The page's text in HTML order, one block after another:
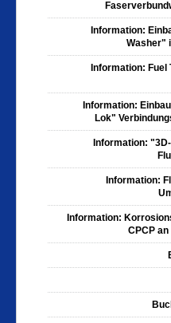
Information:
Washer"
Information: Fuel
Information:
Lok"
Information:
Information:
Information:
CPCP